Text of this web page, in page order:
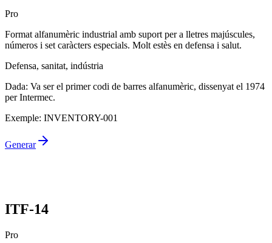
Pro
Format alfanumèric industrial amb suport per a lletres majúscules,
números i set caràcters especials. Molt estès en defensa i salut.
Defensa, sanitat, indústria
Dada: Va ser el primer codi de barres alfanumèric, dissenyat el 1974
per Intermec.
Exemple: INVENTORY-001
Generar
ITF-14
Pro